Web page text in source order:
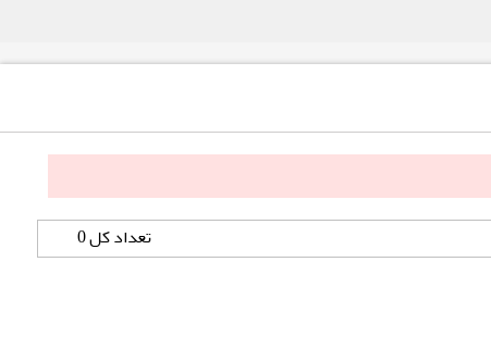
تعداد کل 0